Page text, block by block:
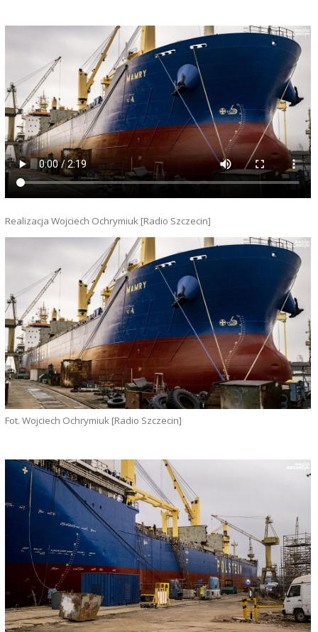
Realizacja Wojciech Ochrymiuk [Radio Szczecin]
Fot. Wojciech Ochrymiuk [Radio Szczecin]